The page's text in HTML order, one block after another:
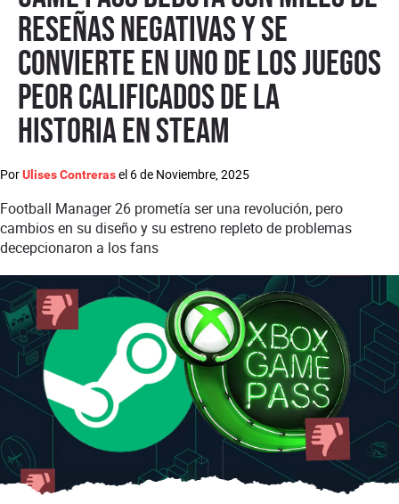
reseñas negativas y se
convierte en uno de los juegos
peor calificados de la
historia en Steam
PorUlises Contrerasel 6 de Noviembre, 2025
Football Manager 26 prometía ser una revolución, pero
cambios en su diseño y su estreno repleto de problemas
decepcionaron a los fans